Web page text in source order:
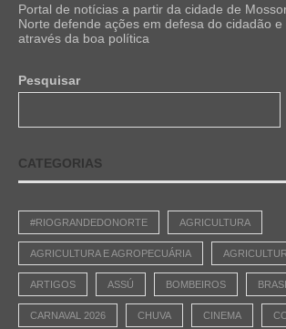
Portal de notícias a partir da cidade de
Norte defende ações em defesa do cidadão
através da boa política
Pesquisar
CATEGORIAS
#RIOGRANDEDONORTE AGRICULTURA
AGRICULTURA E AGROPECUÁRIA
ARTIGOS ASSÚ BOMBEIROS
CARNAVAL 2026 CHUVA CINEMA